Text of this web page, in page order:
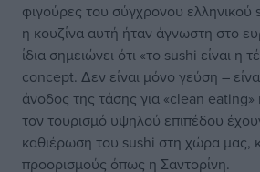
φιγούρες του σύγχρονου ελληνικού
η κουζίνα αυτή ήταν άγνωστη στο
ίδια σημειώνει ότι «το sushi είναι η
concept. Δεν είναι μόνο γεύση –
άνοδος της τάσης για «clean eating»
τον τουρισμό υψηλού επιπέδου
καθιέρωση του sushi στη χώρα μας,
προορισμούς όπως η Σαντορίνη.